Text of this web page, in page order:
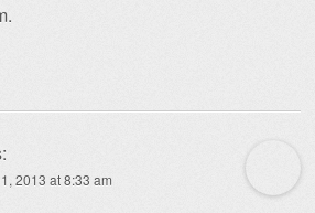
2013 at 8:33 am